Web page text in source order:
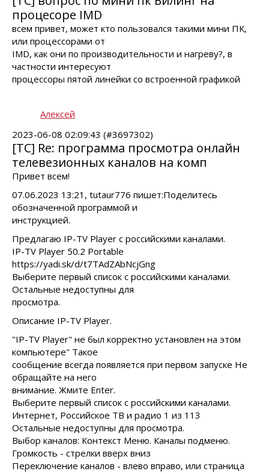
процесоре IMD
всем привет, может кто пользовался такими мини ПК,
или процессорами от
IMD, как они по производительности и нагреву?, в
частности интересуют
процессоры пятой линейки со встроенной графикой
Алексей
2023-06-08 02:09:43 (#3697302)
[TC] Re: программа просмотра онлайн
телевезионных каналов на комп
Привет всем!
07.06.2023 13:21, tutaur776 пишет:Поделитесь
обозначенной программой и
инструкцией.
Предлагаю IP-TV Player с российскими каналами.
IP-TV Player 50.2 Portable
https://yadi.sk/d/t7TAdZAbNcjGng
Выберите первый список с российскими каналами.
Остальные недоступны для
просмотра.
Описание IP-TV Player.
"IP-TV Player" не был корректно установлен на этом
компьютере" Такое
сообщение всегда появляется при первом запуске Не
обращайте на него
внимание. Жмите Enter.
Выберите первый список с российскими каналами.
Интернет, Российское ТВ и радио 1 из 113
Остальные недоступны для просмотра.
Выбор каналов: Контекст Меню. Каналы подменю.
Громкость - стрелки вверх вниз
Переключение каналов - влево вправо, или страница